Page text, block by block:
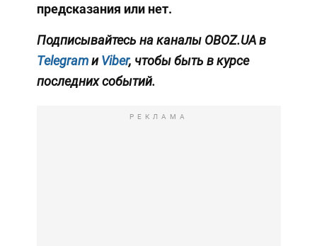
предсказания или нет.
Подписывайтесь на каналы OBOZ.UA в
TelegramиViber, чтобы быть в курсе
последних событий.
РЕКЛАМА